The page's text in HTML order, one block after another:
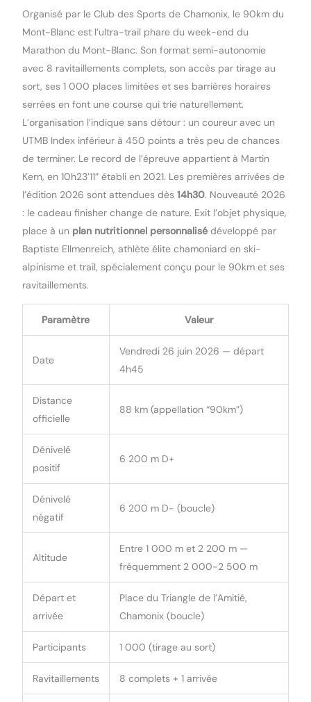
Organisé par le Club des Sports de Chamonix, le 90km du
Mont-Blanc est l’ultra-trail phare du week-end du
Marathon du Mont-Blanc. Son format semi-autonomie
avec 8 ravitaillements complets, son accès par tirage au
sort, ses 1 000 places limitées et ses barrières horaires
serrées en font une course qui trie naturellement.
L’organisation l’indique sans détour : un coureur avec un
UTMB Index inférieur à 450 points a très peu de chances
de terminer. Le record de l’épreuve appartient à Martin
Kern, en 10h23’11” établi en 2021. Les premières arrivées de
l’édition 2026 sont attendues dès 14h30. Nouveauté 2026
: le cadeau finisher change de nature. Exit l’objet physique,
place à un plan nutritionnel personnalisédéveloppé par
Baptiste Ellmenreich, athlète élite chamoniard en ski-
alpinisme et trail, spécialement conçu pour le 90km et ses
ravitaillements.
Paramètre Valeur
Date
Vendredi 26 juin 2026 — départ
4h45
Distance
officielle
88 km (appellation “90km”)
Dénivelé
positif
6 200 m D+
Dénivelé
négatif
6 200 m D- (boucle)
Altitude
Entre 1 000 m et 2 200 m —
fréquemment 2 000-2 500 m
Départ et
arrivée
Place du Triangle de l’Amitié,
Chamonix (boucle)
Participants 1 000 (tirage au sort)
Ravitaillements 8 complets + 1 arrivée